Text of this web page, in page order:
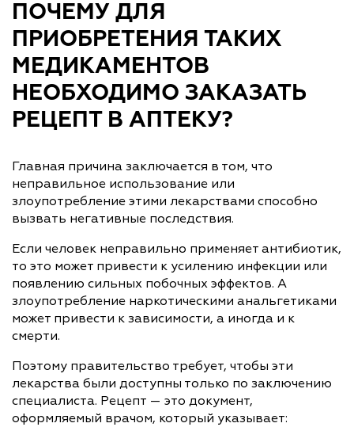
ПОЧЕМУ ДЛЯ
ПРИОБРЕТЕНИЯ ТАКИХ
МЕДИКАМЕНТОВ
НЕОБХОДИМО ЗАКАЗАТЬ
РЕЦЕПТ В АПТЕКУ?
Главная причина заключается в том, что
неправильное использование или
злоупотребление этими лекарствами способно
вызвать негативные последствия.
Если человек неправильно применяет антибиотик,
то это может привести к усилению инфекции или
появлению сильных побочных эффектов. А
злоупотребление наркотическими анальгетиками
может привести к зависимости, а иногда и к
смерти.
Поэтому правительство требует, чтобы эти
лекарства были доступны только по заключению
специалиста. Рецепт — это документ,
оформляемый врачом, который указывает: